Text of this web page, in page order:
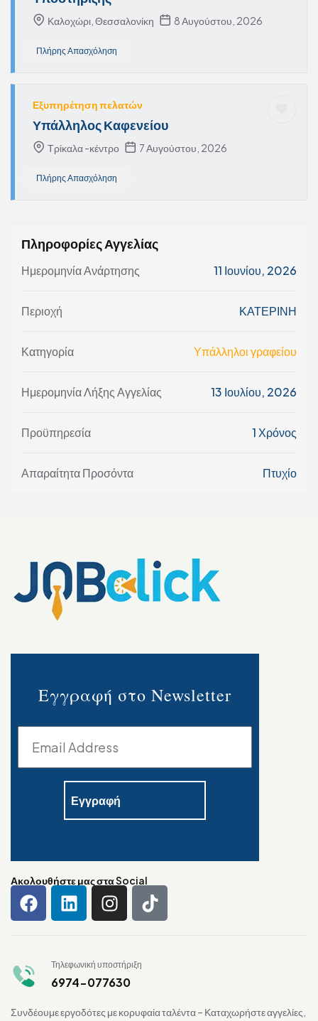
Καλοχώρι, Θεσσαλονίκη 8 Αυγούστου, 2026
Πλήρης Απασχόληση
Εξυπηρέτηση πελατών
Υπάλληλος Καφενείου
Τρίκαλα -κέντρο 7 Αυγούστου, 2026
Πλήρης Απασχόληση
Πληροφορίες Αγγελίας
Ημερομηνία Ανάρτησης 11 Ιουνίου, 2026
Περιοχή ΚΑΤΕΡΙΝΗ
Κατηγορία Υπάλληλοι γραφείου
Ημερομηνία Λήξης Αγγελίας 13 Ιουλίου, 2026
Προϋπηρεσία 1 Χρόνος
Απαραίτητα Προσόντα Πτυχίο
Εγγραφή στο Newsletter
Ακολουθήστε μας στα Social
Τηλεφωνική υποστήριξη
6974-077630
Συνδέουμε εργοδότες με κορυφαία ταλέντα – Καταχωρήστε αγγελίες,